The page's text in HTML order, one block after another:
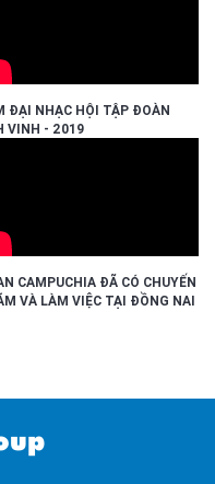
ĐẠI NHẠC HỘI TẬP ĐOÀN
VINH - 2019
CAMPUCHIA ĐÃ CÓ CHUYẾN
VÀ LÀM VIỆC TẠI ĐỒNG NAI